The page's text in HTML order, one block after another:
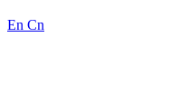
En Cn